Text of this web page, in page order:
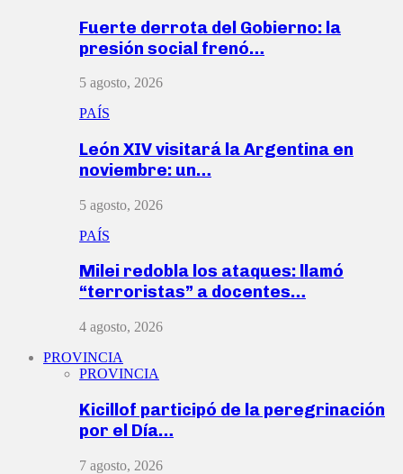
Fuerte derrota del Gobierno: la
presión social frenó…
5 agosto, 2026
PAÍS
León XIV visitará la Argentina en
noviembre: un…
5 agosto, 2026
PAÍS
Milei redobla los ataques: llamó
“terroristas” a docentes…
4 agosto, 2026
PROVINCIA
PROVINCIA
Kicillof participó de la peregrinación
por el Día…
7 agosto, 2026